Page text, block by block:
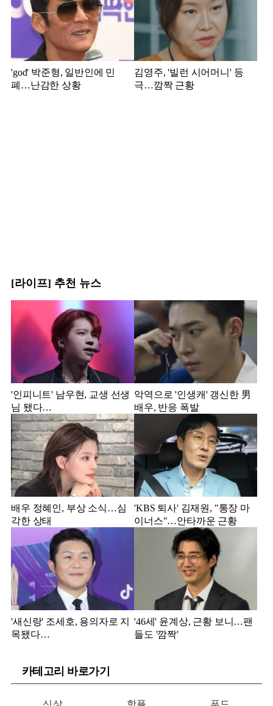
'god' 박준형, 일반인에 민
폐…난감한 상황
김영주, '빌런 시어머니' 등
극…깜짝 근황
[라이프] 추천 뉴스
'인피니트' 남우현, 교생 선생
님 됐다…
악역으로 '인생캐' 갱신한 男
배우, 반응 폭발
배우 정혜인, 부상 소식…심
각한 상태
'KBS 퇴사' 김재원, "통장 마
이너스"…안타까운 근황
'새신랑' 조세호, 용의자로 지
목됐다…
'46세' 윤계상, 근황 보니…팬
들도 '깜짝'
카테고리 바로가기
신상 핫플 푸드